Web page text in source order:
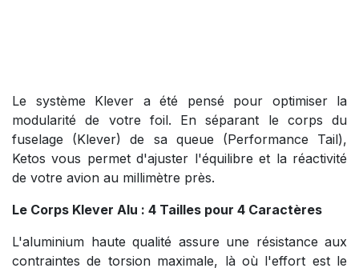
Le système Klever a été pensé pour optimiser la
modularité de votre foil. En séparant le corps du
fuselage (Klever) de sa queue (Performance Tail),
Ketos vous permet d'ajuster l'équilibre et la réactivité
de votre avion au millimètre près.
Le Corps Klever Alu : 4 Tailles pour 4 Caractères
L'aluminium haute qualité assure une résistance aux
contraintes de torsion maximale, là où l'effort est le